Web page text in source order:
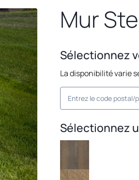
Mur
Sélectionnez
La disponibilité varie
Sélectionnez